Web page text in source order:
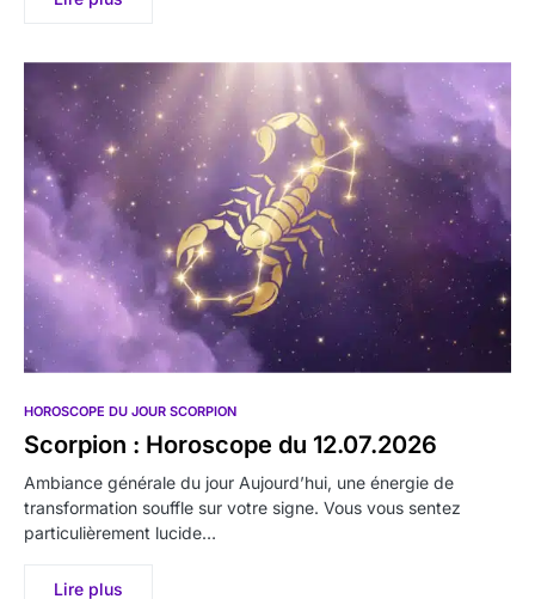
HOROSCOPE DU JOUR SCORPION
Scorpion : Horoscope du 12.07.2026
Ambiance générale du jour Aujourd’hui, une énergie de
transformation souffle sur votre signe. Vous vous sentez
particulièrement lucide…
Lire plus